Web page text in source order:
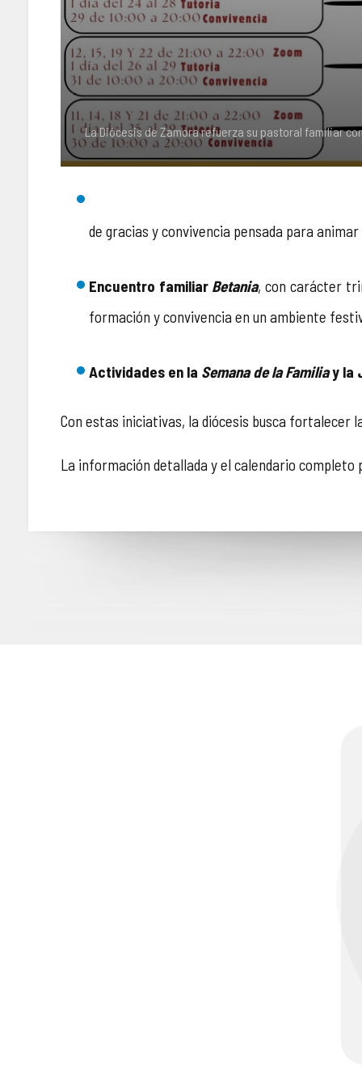
La Diócesis de Zamora refuerza su pastoral familiar
de gracias y convivencia pensada para
Encuentro familiar Betania, con carácter
formación y convivencia en un ambiente
Actividades en la Semana de la Familiay la
Con estas iniciativas, la diócesis busca fortalecer
La información detallada y el calendario completo